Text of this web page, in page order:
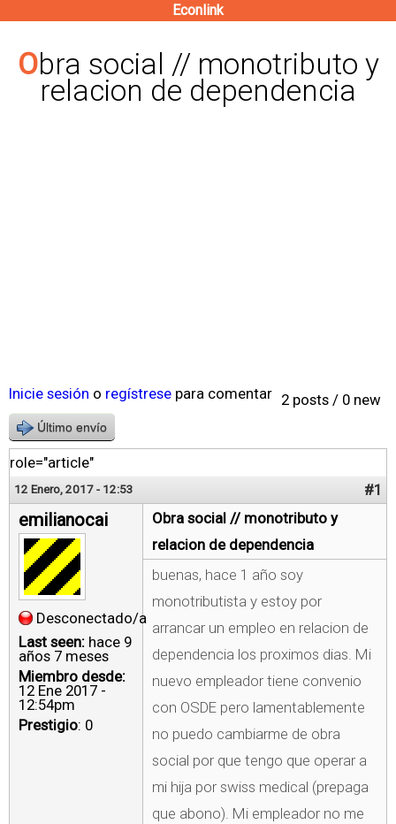
contenido
principal
Econlink
Obra social // monotributo y
relacion de dependencia
2 posts / 0 new
Inicie sesión o regístrese para comentar
Último envío
role="article"
12 Enero, 2017 - 12:53 #1
emilianocai
Desconectado/a
Last seen: hace 9
años 7 meses
Miembro desde:
12 Ene 2017 -
12:54pm
Prestigio: 0
Obra social // monotributo y
relacion de dependencia
buenas, hace 1 año soy
monotributista y estoy por
arrancar un empleo en relacion de
dependencia los proximos dias. Mi
nuevo empleador tiene convenio
con OSDE pero lamentablemente
no puedo cambiarme de obra
social por que tengo que operar a
mi hija por swiss medical (prepaga
que abono). Mi empleador no me